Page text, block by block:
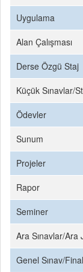
Uygulama
Alan Çalışması
Derse Özgü Staj
Küçük Sınavlar/
Ödevler
Sunum
Projeler
Rapor
Seminer
Ara Sınavlar/Ara
Genel Sınav/